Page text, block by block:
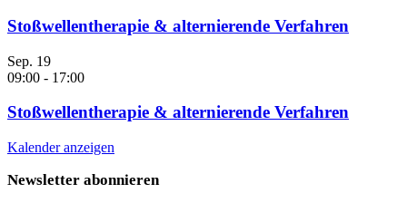
Stoßwellentherapie & alternierende Verfahren
Sep. 19
09:00 - 17:00
Stoßwellentherapie & alternierende Verfahren
Kalender anzeigen
Newsletter abonnieren